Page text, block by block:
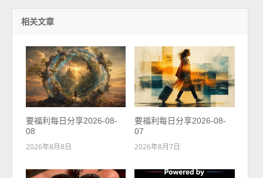
相关文章
要福利每日分享2026-08-
08
2026年8月8日
要福利每日分享2026-08-
07
2026年8月7日